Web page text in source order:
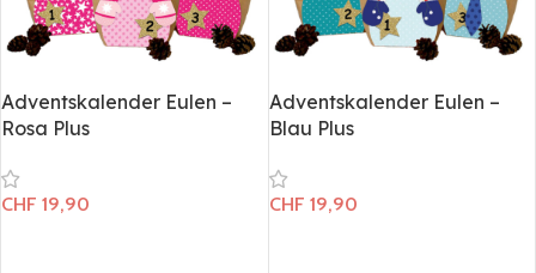
Adventskalender Eulen –
Rosa Plus
CHF 19,90
Adventskalender Eulen –
Blau Plus
CHF 19,90